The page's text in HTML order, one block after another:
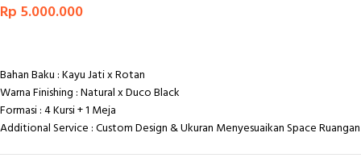
Rp 5.000.000
Bahan Baku : Kayu Jati x Rotan
Warna Finishing : Natural x Duco Black
Formasi : 4 Kursi + 1 Meja
Additional Service : Custom Design & Ukuran Menyesuaikan Space Ruangan